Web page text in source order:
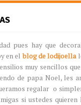
pues hay que
en elblog de lodijoella
muy sencillos
de papa Noel, les
regalar o
si ustedes quieren